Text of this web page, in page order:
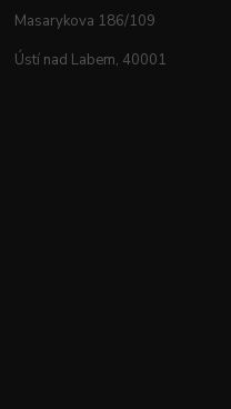
Masarykova 186/109
Ústí nad Labem, 40001